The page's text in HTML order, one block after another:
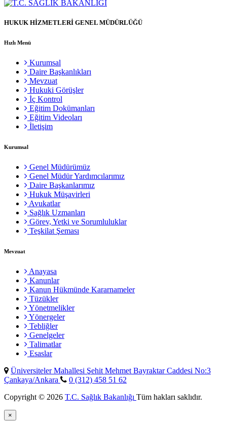
HUKUK HİZMETLERİ GENEL MÜDÜRLÜĞÜ
Hızlı Menü
Kurumsal
Daire Başkanlıkları
Mevzuat
Hukuki Görüşler
İç Kontrol
Eğitim Dokümanları
Eğitim Videoları
İletişim
Kurumsal
Genel Müdürümüz
Genel Müdür Yardımcılarımız
Daire Başkanlarımız
Hukuk Müşavirleri
Avukatlar
Sağlık Uzmanları
Görev, Yetki ve Sorumluluklar
Teşkilat Şeması
Mevzuat
Anayasa
Kanunlar
Kanun Hükmünde Kararnameler
Tüzükler
Yönetmelikler
Yönergeler
Tebliğler
Genelgeler
Talimatlar
Esaslar
Üniversiteler Mahallesi Şehit Mehmet Bayraktar Caddesi No:3
Çankaya/Ankara
0 (312) 458 51 62
Copyright © 2026 T.C. Sağlık Bakanlığı Tüm hakları saklıdır.
×